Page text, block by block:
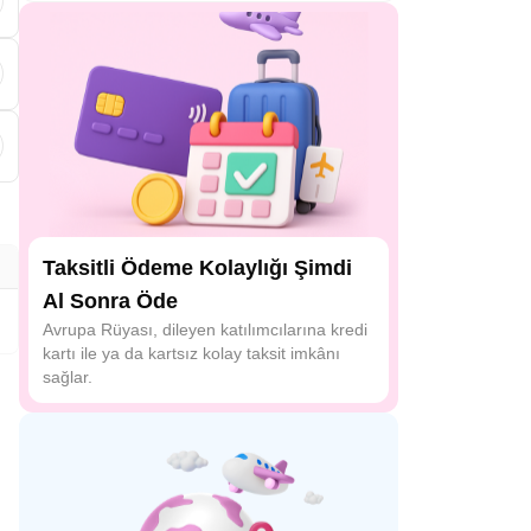
Taksitli Ödeme Kolaylığı Şimdi
Al Sonra Öde
Avrupa Rüyası, dileyen katılımcılarına kredi
kartı ile ya da kartsız kolay taksit imkânı
sağlar.